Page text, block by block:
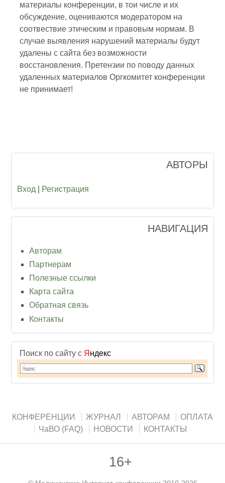
материалы конференции, в тои числе и их
обсуждение, оцениваются модератором на
соотвествие этическим и правовым нормам. В
случае выявления нарушений материалы будут
удалены с сайта без возможности
восстановления. Претензии по поводу данных
удаленных материалов Оргкомитет конференции
не принимает!
АВТОРЫ
Вход Регистрация
НАВИГАЦИЯ
Авторам
Партнерам
Полезные ссылки
Карта сайта
Обратная связь
Контакты
Поиск по сайту с Я ндекс
КОНФЕРЕНЦИИ ЖУРНАЛ АВТОРАМ
ОПЛАТА
ЧаВО (FAQ)
НОВОСТИ КОНТАКТЫ
16+